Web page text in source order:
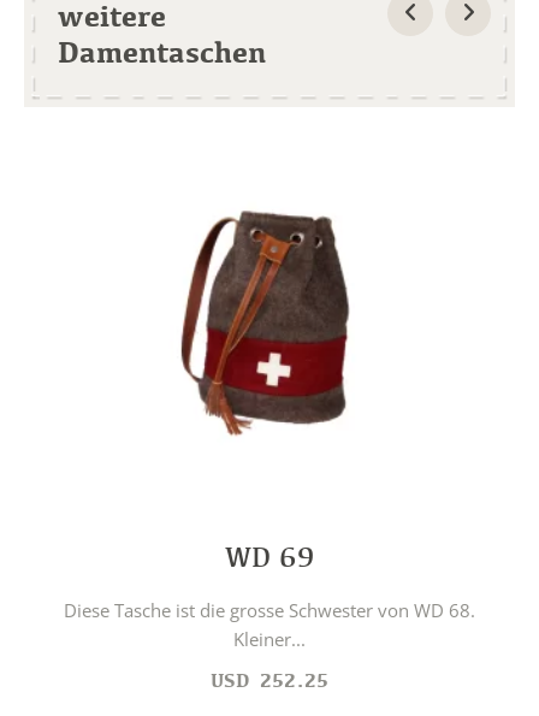
weitere
Damentaschen
WD 69
Diese Tasche ist die grosse Schwester von WD 68.
Kleiner...
USD 252.25